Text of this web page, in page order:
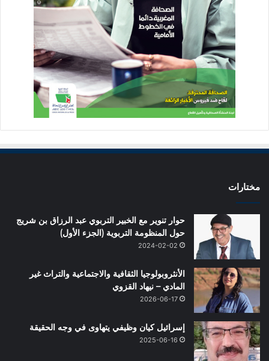
مختارات
حوار تنوير مع الخبير التربوي عبد الرزاق بن شريج
حول المنظومة التربوية (الجزء الأول)
2024-02-02
الأنثروبولوجيا الثقافية والاجتماعية والتراث غير
المادي – نيهاد القزوي
2026-06-17
إسرائيل كيان وظيفي يتهاوى في وجه الحقيقة
2025-06-16